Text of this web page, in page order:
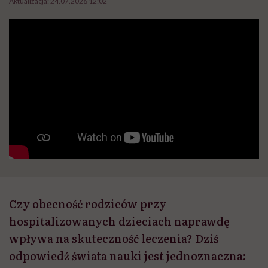
Czy obecność rodziców przy
hospitalizowanych dzieciach naprawdę
wpływa na skuteczność leczenia? Dziś
odpowiedź świata nauki jest jednoznaczna: